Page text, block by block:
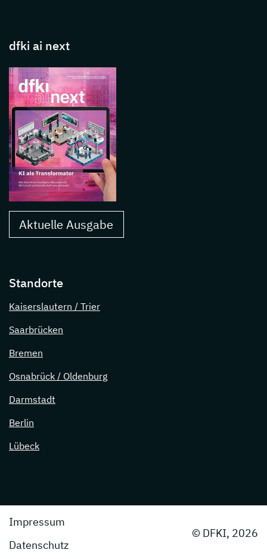
dfki ai next
Aktuelle Ausgabe
Standorte
Kaiserslautern / Trier
Saarbrücken
Bremen
Osnabrück / Oldenburg
Darmstadt
Berlin
Lübeck
Impressum
Datenschutz
© DFKI, 2026